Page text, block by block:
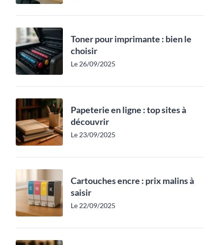
Toner pour imprimante : bien le
choisir
Le 26/09/2025
Papeterie en ligne : top sites à
découvrir
Le 23/09/2025
Cartouches encre : prix malins à
saisir
Le 22/09/2025